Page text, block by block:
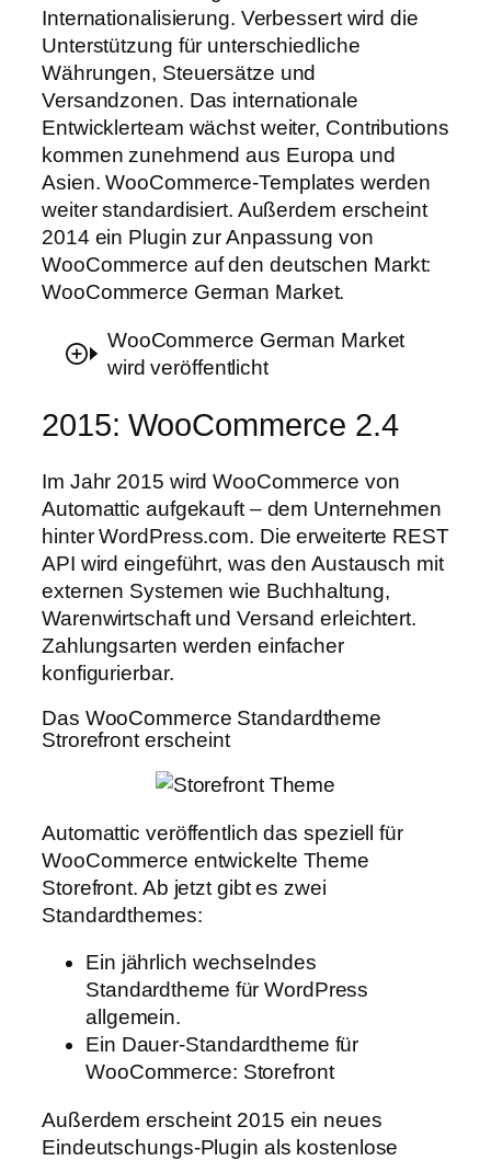
Internationalisierung. Verbessert wird die
Unterstützung für unterschiedliche
Währungen, Steuersätze und
Versandzonen. Das internationale
Entwicklerteam wächst weiter, Contributions
kommen zunehmend aus Europa und
Asien. WooCommerce-Templates werden
weiter standardisiert. Außerdem erscheint
2014 ein Plugin zur Anpassung von
WooCommerce auf den deutschen Markt:
WooCommerce German Market.
WooCommerce German Market
wird veröffentlicht
2015: WooCommerce 2.4
Im Jahr 2015 wird WooCommerce von
Automattic aufgekauft – dem Unternehmen
hinter WordPress.com. Die erweiterte REST
API wird eingeführt, was den Austausch mit
externen Systemen wie Buchhaltung,
Warenwirtschaft und Versand erleichtert.
Zahlungsarten werden einfacher
konfigurierbar.
Das WooCommerce Standardtheme
Strorefront erscheint
Automattic veröffentlich das speziell für
WooCommerce entwickelte Theme
Storefront. Ab jetzt gibt es zwei
Standardthemes:
Ein jährlich wechselndes
Standardtheme für WordPress
allgemein.
Ein Dauer-Standardtheme für
WooCommerce: Storefront
Außerdem erscheint 2015 ein neues
Eindeutschungs-Plugin als kostenlose